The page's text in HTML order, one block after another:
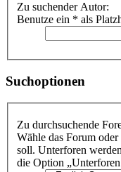
Zu suchender Autor:
Benutze ein * als
Suchoptionen
Zu durchsuchende
Wähle das Forum
soll. Unterforen
die Option